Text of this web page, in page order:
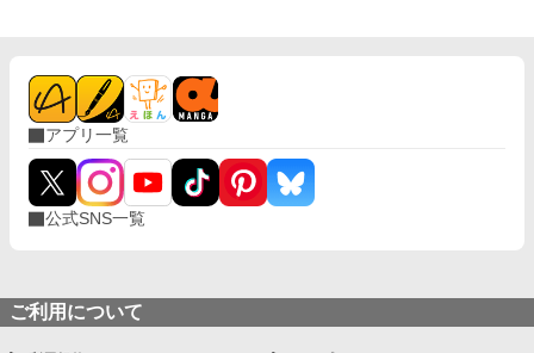
アプリ一覧
公式SNS一覧
ご利用について